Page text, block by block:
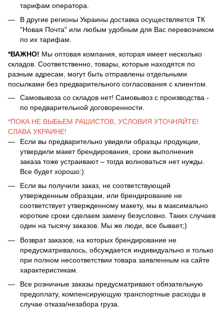
тарифам оператора.
В другие регионы Украины доставка осуществляется ТК
"Новая Почта" или любым удобным для Вас перевозчиком
по их тарифам.
*ВАЖНО! Мы оптовая компания, которая имеет несколько
складов. Соответственно, товары, которые находятся по
разным адресам, могут быть отправлены отдельными
посылками без предварительного согласования с клиентом.
Самовывоза со складов нет! Самовывоз с производства -
по предварительной договоренности.
*ПОКА НЕ ВЫБЬЕМ РАШИСТОВ, УСЛОВИЯ УТОЧНЯЙТЕ!
СЛАВА УКРАИНЕ!
Если вы предварительно увидели образцы продукции,
утвердили макет брендирования, сроки выполнения
заказа тоже устраивают – тогда волноваться нет нужды.
Все будет хорошо:)
Если вы получили заказ, не соответствующий
утвержденным образцам, или брендирование не
соответствует утвержденному макету, мы в максимально
короткие сроки сделаем замену безусловно. Таких случаев
один на тысячу заказов. Мы же люди, все бывает;)
Возврат заказов, на которых брендирование не
предусматривалось, обсуждается индивидуально и только
при полном несоответствии товара заявленным на сайте
характеристикам.
Все розничные заказы предусматривают обязательную
предоплату, компенсирующую транспортные расходы в
случае отказа/незабора груза.